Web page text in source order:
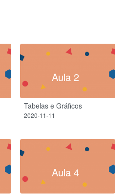
Aula 2
Tabelas e Gráficos
2020-11-11
Aula 4